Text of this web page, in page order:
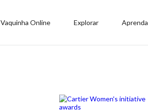
Vaquinha Online Explorar Aprenda